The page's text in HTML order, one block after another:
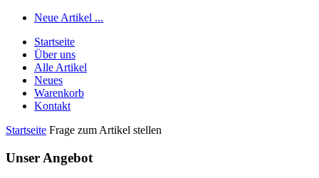
Neue Artikel ...
Startseite
Über uns
Alle Artikel
Neues
Warenkorb
Kontakt
Startseite Frage zum Artikel stellen
Unser Angebot